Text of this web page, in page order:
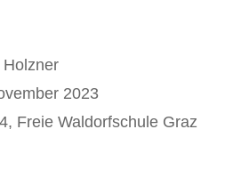
2023
Freie Waldorfschule Graz